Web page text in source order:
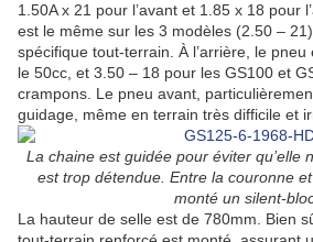
1.50A x 21 pour l’avant et 1.85 x 18 pour
est le même sur les 3 modèles (2.50 –
spécifique tout-terrain. À l’arrière, le
le 50cc, et 3.50 – 18 pour les GS100 et
crampons. Le pneu avant,
guidage, même en terrain très difficile et
La chaine est guidée pour éviter qu’elle
est trop détendue. Entre la couronne
monté un silent-
La hauteur de selle est de 780mm. Bien